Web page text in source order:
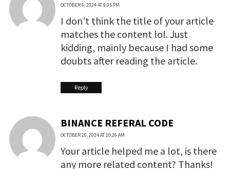
OCTOBER 6, 2024 AT 9:05 PM
I don’t think the title of your article
matches the content lol. Just
kidding, mainly because I had some
doubts after reading the article.
Reply
BINANCE REFERAL CODE
OCTOBER 20, 2024 AT 10:26 AM
Your article helped me a lot, is there
any more related content? Thanks!